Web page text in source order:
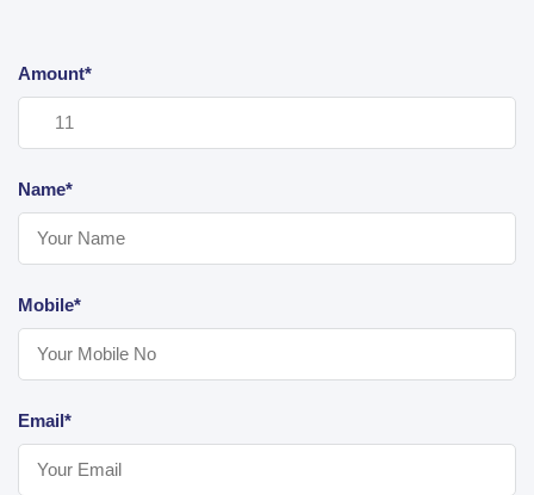
Amount*
Name*
Mobile*
Email*